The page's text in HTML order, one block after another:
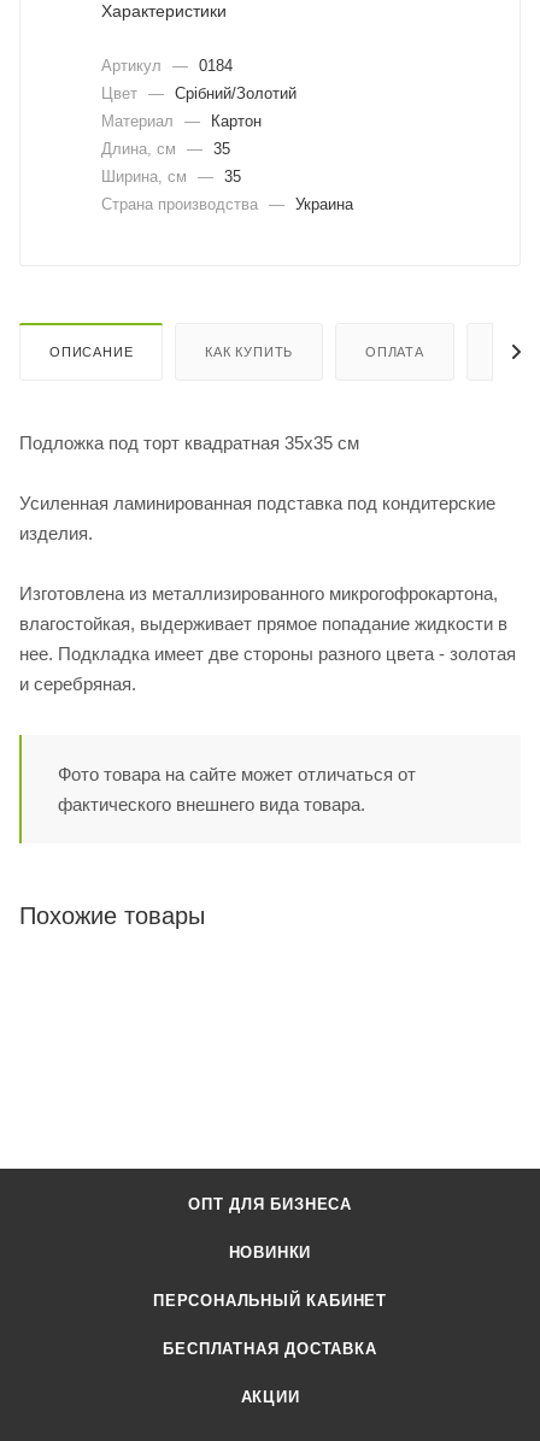
Характеристики
Артикул — 0184
Цвет — Срібний/Золотий
Материал
—
Картон
Длина, cм
— 35
Ширина, cм
— 35
Страна производства — Украина
ОПИСАНИЕ КАК КУПИТЬ ОПЛАТА
Подложка под торт квадратная 35х35 см
Усиленная ламинированная подставка под кондитерские
изделия.
Изготовлена из металлизированного микрогофрокартона,
влагостойкая, выдерживает прямое попадание жидкости в
нее. Подкладка имеет две стороны разного цвета - золотая
и серебряная.
Фото товара на сайте может отличаться от
фактического внешнего вида товара.
Похожие товары
ОПТ ДЛЯ БИЗНЕСА
НОВИНКИ
ПЕРСОНАЛЬНЫЙ КАБИНЕТ
БЕСПЛАТНАЯ ДОСТАВКА
АКЦИИ